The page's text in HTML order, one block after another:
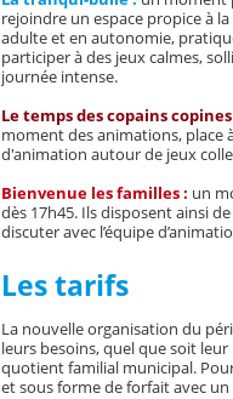
rejoindre un espace propice à
adulte et en autonomie,
participer à des jeux calmes,
journée intense.
Le temps des copains
moment des animations, place
d'animation autour de jeux
Bienvenue les familles : un
dès 17h45. Ils disposent ainsi
discuter avec l’équipe
Les tarifs
La nouvelle organisation du
leurs besoins, quel que soit
quotient familial municipal.
et sous forme de forfait avec